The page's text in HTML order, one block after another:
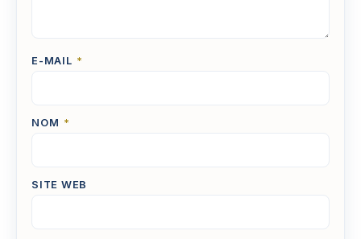
E-MAIL *
NOM *
SITE WEB